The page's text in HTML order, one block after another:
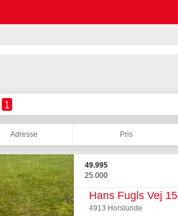
1
Adresse Pris
49.995
25.000
Hans Fugls Vej 15
4913 Horslunde